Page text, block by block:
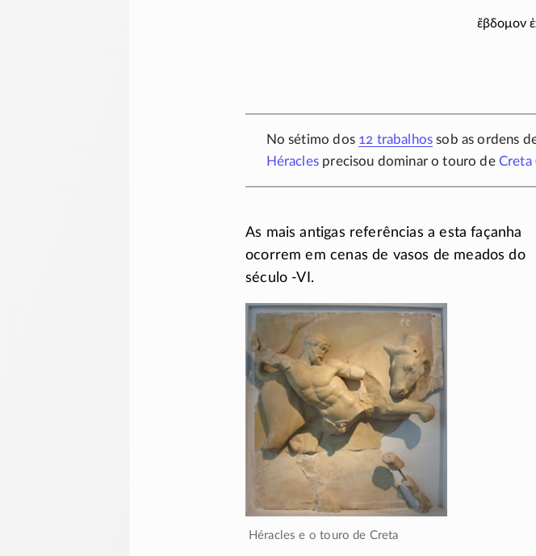
ἕβδομον
No sétimo dos 12 trabalhos sob as ordens
Héracles precisou dominar o touro de Creta
As mais antigas referências a esta façanha
ocorrem em cenas de vasos de meados do
século -VI.
Héracles e o touro de Creta